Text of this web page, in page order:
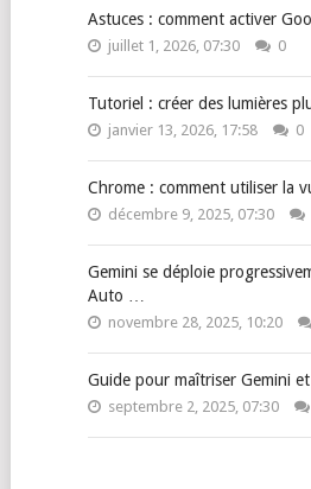
Astuces : comment activer
juillet 1, 2026, 07:30 0
Tutoriel : créer des lumières
janvier 13, 2026, 17:58 0
Chrome : comment utiliser la
décembre 9, 2025, 07:30
Gemini se déploie
Auto …
novembre 28, 2025, 10:20
Guide pour maîtriser Gemini
septembre 2, 2025, 07:30